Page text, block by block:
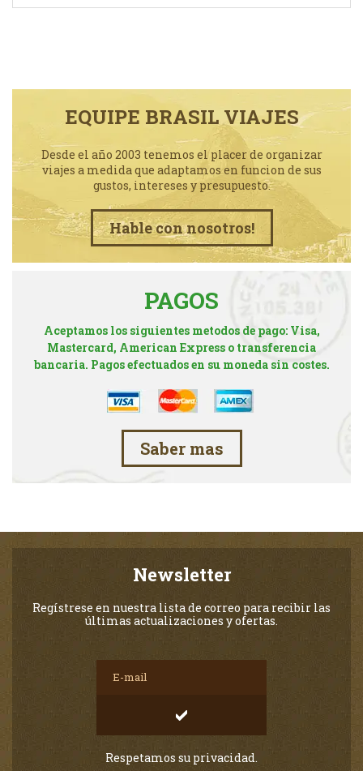
EQUIPE BRASIL VIAJES
Desde el año 2003 tenemos el placer de organizar
viajes a medida que adaptamos en funcion de sus
gustos, intereses y presupuesto.
Hable con nosotros!
PAGOS
Aceptamos los siguientes metodos de pago: Visa,
Mastercard, American Express o transferencia
bancaria. Pagos efectuados en su moneda sin costes.
Saber mas
Newsletter
Regístrese en nuestra lista de correo para recibir las
últimas actualizaciones y ofertas.
Respetamos su privacidad.